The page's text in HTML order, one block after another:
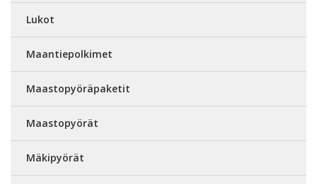
Lukot
Maantiepolkimet
Maastopyöräpaketit
Maastopyörät
Mäkipyörät